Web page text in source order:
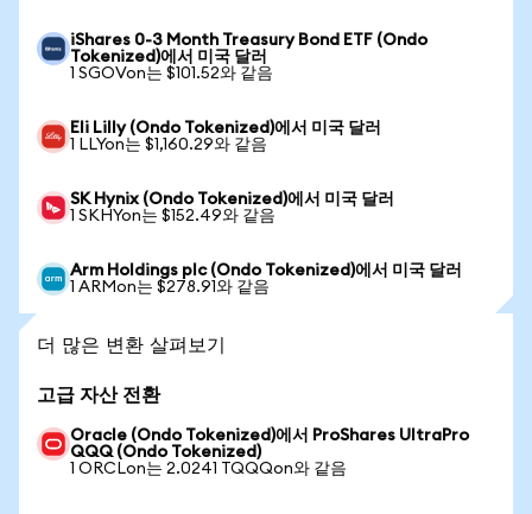
iShares 0-3 Month Treasury Bond ETF (Ondo
Tokenized)에서 미국 달러
1 SGOVon는 $101.52와 같음
Eli Lilly (Ondo Tokenized)에서 미국 달러
1 LLYon는 $1,160.29와 같음
SK Hynix (Ondo Tokenized)에서 미국 달러
1 SKHYon는 $152.49와 같음
Arm Holdings plc (Ondo Tokenized)에서 미국 달러
1 ARMon는 $278.91와 같음
더 많은 변환 살펴보기
고급 자산 전환
Oracle (Ondo Tokenized)에서 ProShares UltraPro
QQQ (Ondo Tokenized)
1 ORCLon는 2.0241 TQQQon와 같음